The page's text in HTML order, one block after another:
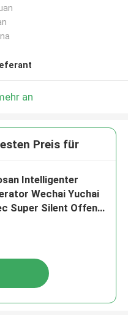
an
Preis für
Intelligenter
Wechai Yuchai
Super Silent Offener